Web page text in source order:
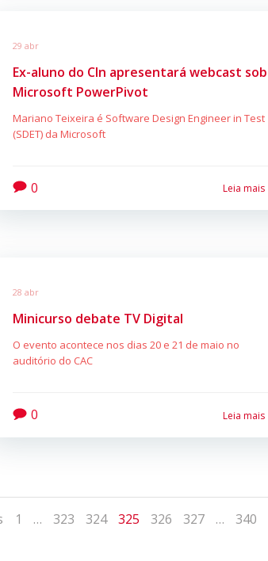
29 abr
Ex-aluno do CIn apresentará webcast
Microsoft PowerPivot
Mariano Teixeira é Software Design Engineer in Test
(SDET) da Microsoft
0 Leia mais
28 abr
Minicurso debate TV Digital
O evento acontece nos dias 20 e 21 de maio no
auditório do CAC
0 Leia mais
Posts
Page
1 … Page
323 Page
324 Page
325 Page
326 Page
327 … Page
340